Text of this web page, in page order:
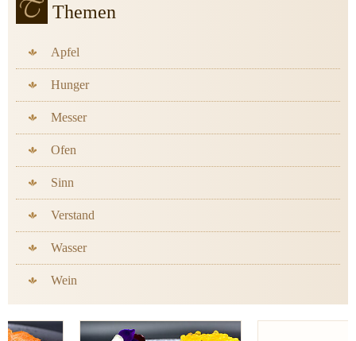
Themen
Apfel
Hunger
Messer
Ofen
Sinn
Verstand
Wasser
Wein